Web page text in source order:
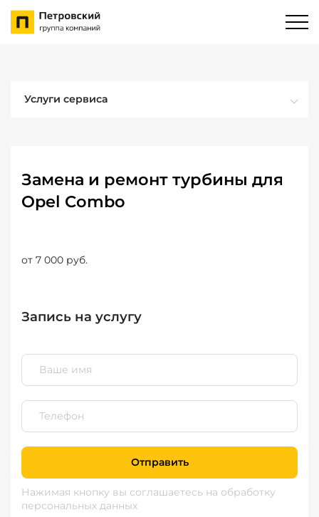
Услуги сервиса
Замена и ремонт турбины для
Opel Combo
от 7 000 руб.
Запись на услугу
Отправить
Нажимая кнопку вы соглашаетесь на обработку
персональных данных